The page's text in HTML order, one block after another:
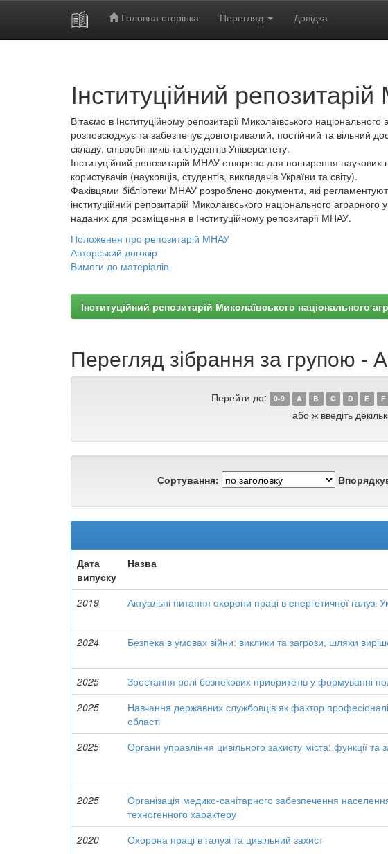
Головна сторінка Перегляд Довідка
Інституційний
Вітаємо в Інституційному репозитарії Миколаївського
розповсюджує та забезпечує довготривалий, постійний та вільний
складу, співробітників та студентів Університету.
Інституційний репозитарій МНАУ створено для поширення наукових
користувачів (науковців, студентів, викладачів України та світу).
Фахівцями бібліотеки МНАУ розроблено документи, які
інституційний репозитарій Миколаївського національного
наданих для розміщення в Інституційному репозитарії МНАУ.
Положення про репозитарій МНАУ
Авторський договір
Вимоги до матеріалів
Інституційний репозитарій Миколаївського національного
Перегляд зібрання за групою -
Перейти до: 0-9 A B C D E F
або ж введіть
Сортування:
Дата
випуску
Назва
2019 Актуальні питання охорони праці в енергетичної галузі
2024
Безпека в умовах війни: виклики та загрози, шляхи
2025
Зростання ролі безпекових приоритетів у формуванні
2025
Навчання державних службовців як фактор
області
2025
Органи управління цивільного захисту міста: функції та
2025
Організація медико-санітарного забезпечення
техногенного характеру
2020 Охорона праці в галузі та цивільний захист